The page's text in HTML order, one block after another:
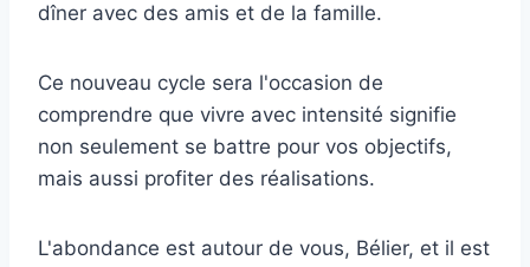
dîner avec des amis et de la famille.
Ce nouveau cycle sera l'occasion de
comprendre que vivre avec intensité signifie
non seulement se battre pour vos objectifs,
mais aussi profiter des réalisations.
L'abondance est autour de vous, Bélier, et il est